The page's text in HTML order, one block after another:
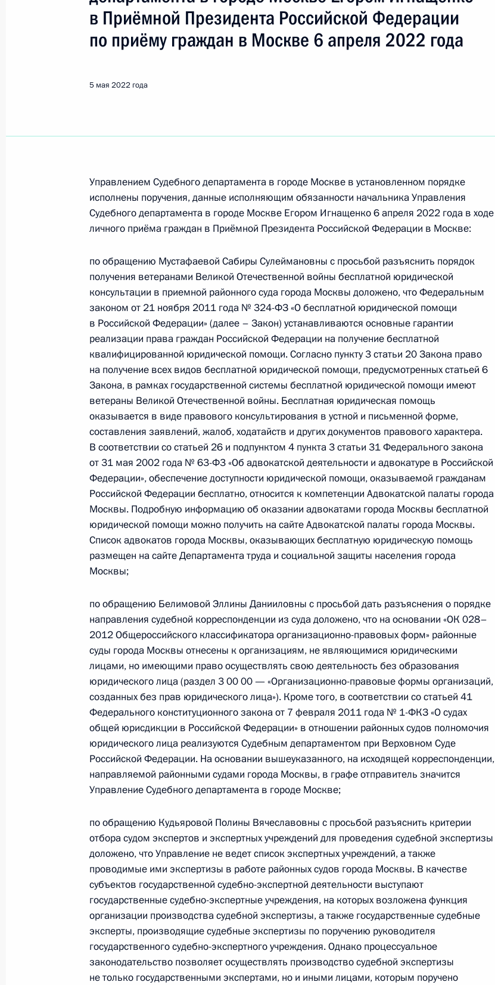
Показать следующие материалы
комиссар Московской области Алексей Астахов провёл в Приёмной Президента
28 декабря 2022 года, среда
по поручению Президента Российской Федерации начальником Центрального
таможенного управления Федеральной таможенной службы Сергеем Рыбкиным
в Приёмной Президента Российской Федерации по приёму граждан в Москве
9 декабря 2022 года
28 декабря 2022 года, 18:31
10 декабря 2022 года, суббота
9 декабря 2022 года по поручению Президента Российской Федерации начальник
Центрального таможенного управления Федеральной таможенной службы Сергей
Рыбкин провел в Приёмной Президента Российской Федерации по приёму граждан
в Москве личный приём граждан
10 декабря 2022 года, 10:12
26 октября 2022 года, среда
26 октября 2022 года по поручению Президента Российской Федерации
Российской Федерации по Московской области Александр Стариков провел
в Приёмной Президента Российской Федерации по приёму граждан в Москве
личный приём граждан
26 октября 2022 года, 18:26
9 августа 2022 года, вторник
Исполнены поручения, данные по результатам личного приёма, проведённого
по поручению Президента Российской Федерации начальником Главного
управления Министерства внутренних дел Российской Федерации по Московской
области Виктором Пауковым в Приёмной Президента Российской Федерации
по приёму граждан в Москве 14 июля 2022 года
9 августа 2022 года, 17:41
14 июля 2022 года, четверг
14 июля 2022 года по поручению Президента Российской Федерации начальник
Главного управления Министерства внутренних дел Российской Федерации
по Московской области Виктор Пауков провел в Приёмной Президента Российской
Федерации по приёму граждан в Москве личный приём граждан
14 июля 2022 года, 20:36
в Приёмной Президента Российской Федерации
по приёму граждан в Москве 6 апреля 2022 года
5 мая 2022 года
Управлением Судебного департамента в городе Москве в установленном порядке
исполнены поручения, данные исполняющим обязанности начальника Управления
Судебного департамента в городе Москве Егором Игнащенко 6 апреля 2022 года в ходе
личного приёма граждан в Приёмной Президента Российской Федерации в Москве:
по обращению Мустафаевой Сабиры Сулеймановны с просьбой разъяснить порядок
получения ветеранами Великой Отечественной войны бесплатной юридической
консультации в приемной районного суда города Москвы доложено, что Федеральным
законом от 21 ноября 2011 года № 324-ФЗ «О бесплатной юридической помощи
в Российской Федерации» (далее – Закон) устанавливаются основные гарантии
реализации права граждан Российской Федерации на получение бесплатной
квалифицированной юридической помощи. Согласно пункту 3 статьи 20 Закона право
на получение всех видов бесплатной юридической помощи, предусмотренных статьей 6
Закона, в рамках государственной системы бесплатной юридической помощи имеют
ветераны Великой Отечественной войны. Бесплатная юридическая помощь
оказывается в виде правового консультирования в устной и письменной форме,
составления заявлений, жалоб, ходатайств и других документов правового характера.
В соответствии со статьей 26 и подпунктом 4 пункта 3 статьи 31 Федерального закона
от 31 мая 2002 года № 63-Ф3 «Об адвокатской деятельности и адвокатуре в Российской
Федерации», обеспечение доступности юридической помощи, оказываемой гражданам
Российской Федерации бесплатно, относится к компетенции Адвокатской палаты города
Москвы. Подробную информацию об оказании адвокатами города Москвы бесплатной
юридической помощи можно получить на сайте Адвокатской палаты города Москвы.
Список адвокатов города Москвы, оказывающих бесплатную юридическую помощь
размещен на сайте Департамента труда и социальной защиты населения города
Москвы;
по обращению Белимовой Эллины Данииловны с просьбой дать разъяснения о порядке
направления судебной корреспонденции из суда доложено, что на основании «ОК 028–
2012 Общероссийского классификатора организационно-правовых форм» районные
суды города Москвы отнесены к организациям, не являющимися юридическими
лицами, но имеющими право осуществлять свою деятельность без образования
юридического лица (раздел 3 00 00 — «Организационно-правовые формы организаций,
созданных без прав юридического лица»). Кроме того, в соответствии со статьей 41
Федерального конституционного закона от 7 февраля 2011 года № 1-ФКЗ «О судах
общей юрисдикции в Российской Федерации» в отношении районных судов полномочия
юридического лица реализуются Судебным департаментом при Верховном Суде
Российской Федерации. На основании вышеуказанного, на исходящей корреспонденции,
направляемой районными судами города Москвы, в графе отправитель значится
Управление Судебного департамента в городе Москве;
по обращению Кудьяровой Полины Вячеславовны с просьбой разъяснить критерии
отбора судом экспертов и экспертных учреждений для проведения судебной экспертизы
доложено, что Управление не ведет список экспертных учреждений, а также
проводимые ими экспертизы в работе районных судов города Москвы. В качестве
субъектов государственной судебно-экспертной деятельности выступают
государственные судебно-экспертные учреждения, на которых возложена функция
организации производства судебной экспертизы, а также государственные судебные
эксперты, производящие судебные экспертизы по поручению руководителя
государственного судебно-экспертного учреждения. Однако процессуальное
законодательство позволяет осуществлять производство судебной экспертизы
не только государственными экспертами, но и иными лицами, которым поручено